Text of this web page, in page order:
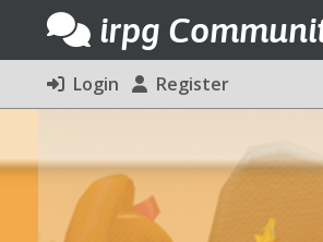
irpg
Login Register